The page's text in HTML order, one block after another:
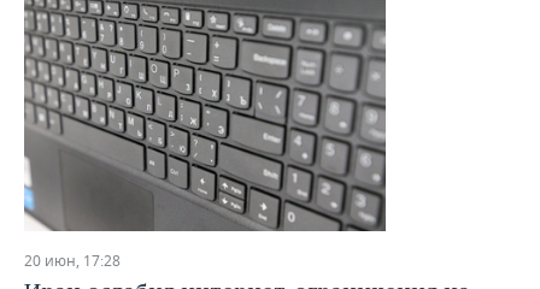
20 июн, 17:28